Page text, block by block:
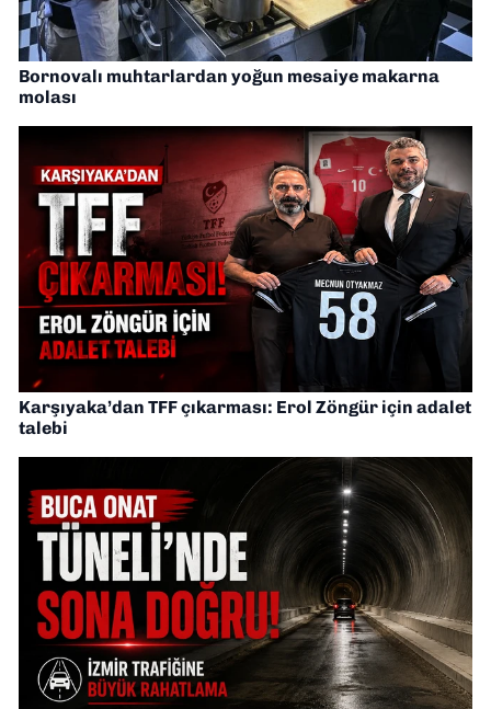
Bornovalı muhtarlardan yoğun mesaiye makarna
molası
Karşıyaka’dan TFF çıkarması: Erol Zöngür için adalet
talebi